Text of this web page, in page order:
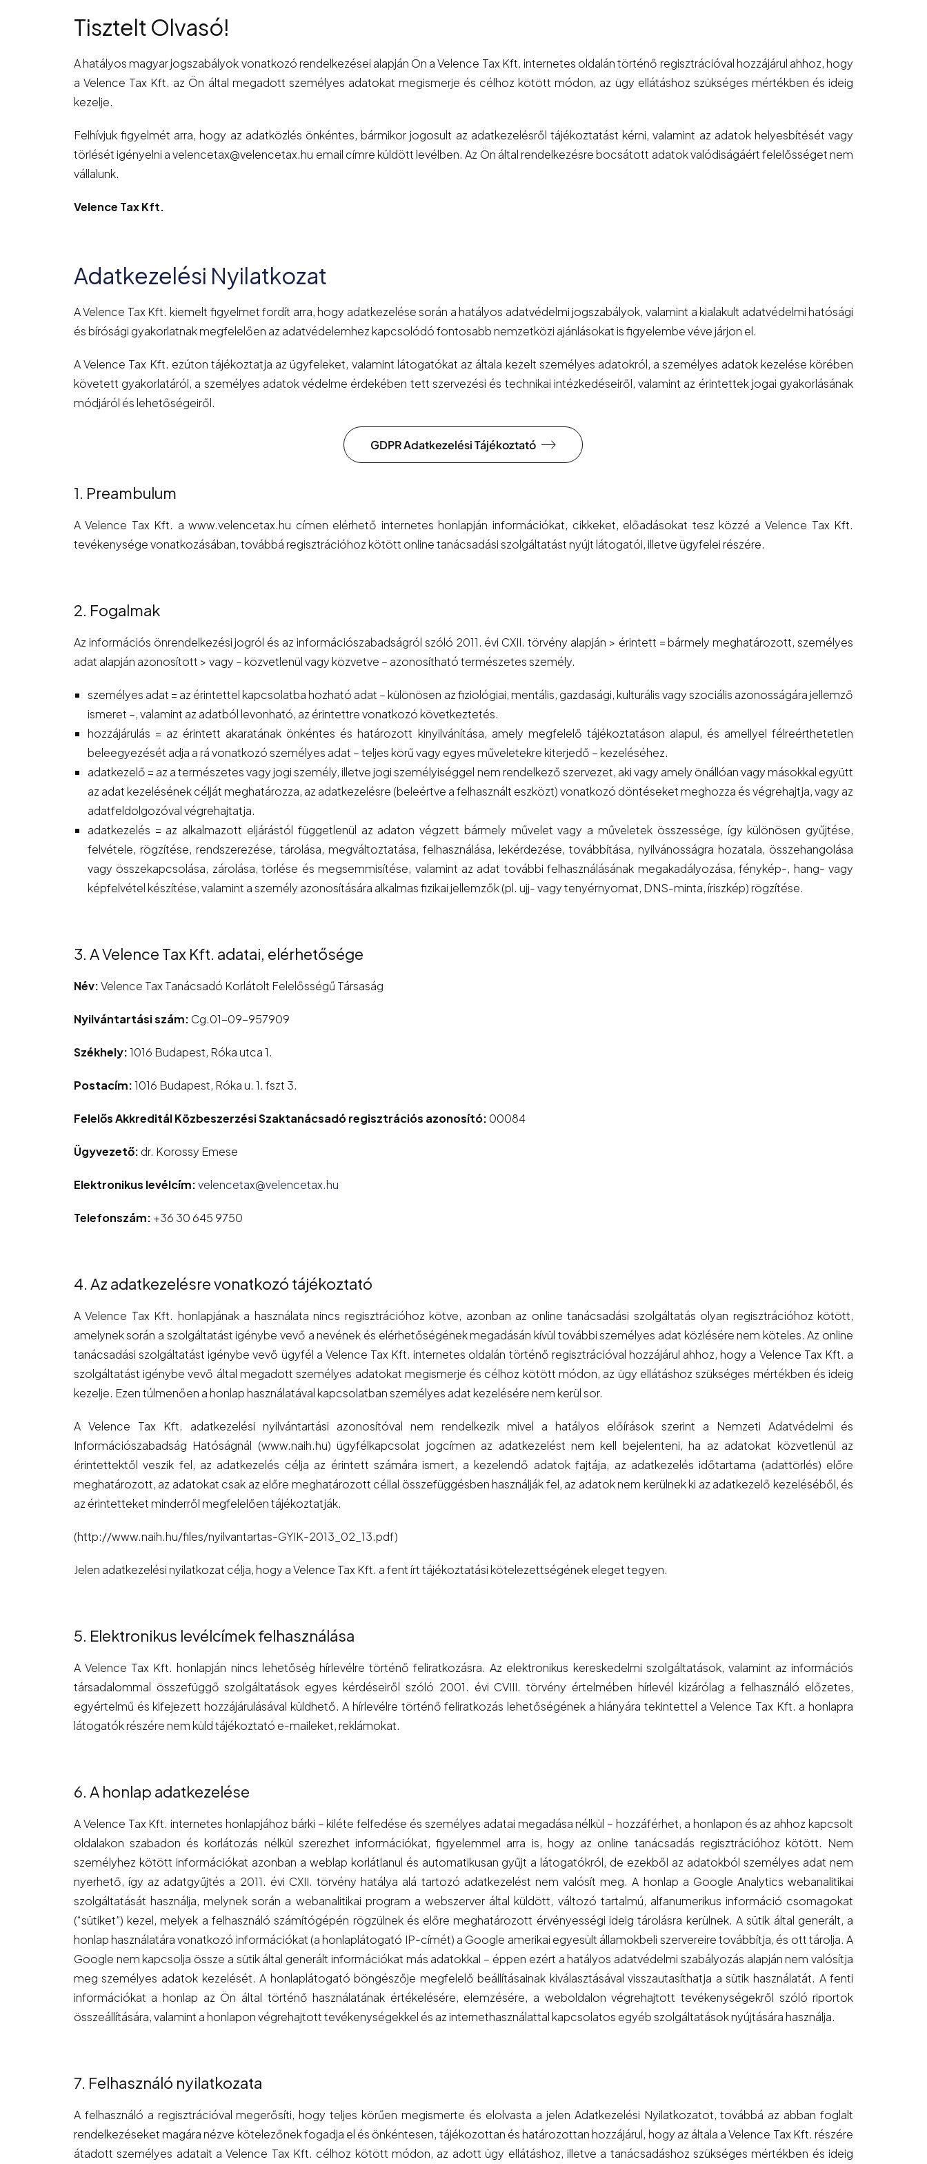
Tisztelt Olvasó!
A hatályos magyar jogszabályok vonatkozó rendelkezései alapján Ön a Velence Tax Kft. internetes oldalán történő regisztrációval hozzájárul ahhoz, hogy
a Velence Tax Kft. az Ön által megadott személyes adatokat megismerje és célhoz kötött módon, az ügy ellátáshoz szükséges mértékben és ideig
kezelje.
Felhívjuk figyelmét arra, hogy az adatközlés önkéntes, bármikor jogosult az adatkezelésről tájékoztatást kérni, valamint az adatok helyesbítését vagy
törlését igényelni a velencetax@velencetax.hu email címre küldött levélben. Az Ön által rendelkezésre bocsátott adatok valódiságáért felelősséget nem
vállalunk.
Velence Tax Kft.
Adatkezelési Nyilatkozat
A Velence Tax Kft. kiemelt figyelmet fordít arra, hogy adatkezelése során a hatályos adatvédelmi jogszabályok, valamint a kialakult adatvédelmi hatósági
és bírósági gyakorlatnak megfelelően az adatvédelemhez kapcsolódó fontosabb nemzetközi ajánlásokat is figyelembe véve járjon el.
A Velence Tax Kft. ezúton tájékoztatja az ügyfeleket, valamint látogatókat az általa kezelt személyes adatokról, a személyes adatok kezelése körében
követett gyakorlatáról, a személyes adatok védelme érdekében tett szervezési és technikai intézkedéseiről, valamint az érintettek jogai gyakorlásának
módjáról és lehetőségeiről.
GDPR Adatkezelési Tájékoztató
1. Preambulum
A Velence Tax Kft. a www.velencetax.hu címen elérhető internetes honlapján információkat, cikkeket, előadásokat tesz közzé a Velence Tax Kft.
tevékenysége vonatkozásában, továbbá regisztrációhoz kötött online tanácsadási szolgáltatást nyújt látogatói, illetve ügyfelei részére.
2. Fogalmak
Az információs önrendelkezési jogról és az információszabadságról szóló 2011. évi CXII. törvény alapján > érintett = bármely meghatározott, személyes
adat alapján azonosított > vagy – közvetlenül vagy közvetve – azonosítható természetes személy.
személyes adat = az érintettel kapcsolatba hozható adat – különösen az fiziológiai, mentális, gazdasági, kulturális vagy szociális azonosságára jellemző
ismeret –, valamint az adatból levonható, az érintettre vonatkozó következtetés.
hozzájárulás = az érintett akaratának önkéntes és határozott kinyilvánítása, amely megfelelő tájékoztatáson alapul, és amellyel félreérthetetlen
beleegyezését adja a rá vonatkozó személyes adat – teljes körű vagy egyes műveletekre kiterjedő – kezeléséhez.
adatkezelő = az a természetes vagy jogi személy, illetve jogi személyiséggel nem rendelkező szervezet, aki vagy amely önállóan vagy másokkal együtt
az adat kezelésének célját meghatározza, az adatkezelésre (beleértve a felhasznált eszközt) vonatkozó döntéseket meghozza és végrehajtja, vagy az
adatfeldolgozóval végrehajtatja.
adatkezelés = az alkalmazott eljárástól függetlenül az adaton végzett bármely művelet vagy a műveletek összessége, így különösen gyűjtése,
felvétele, rögzítése, rendszerezése, tárolása, megváltoztatása, felhasználása, lekérdezése, továbbítása, nyilvánosságra hozatala, összehangolása
vagy összekapcsolása, zárolása, törlése és megsemmisítése, valamint az adat további felhasználásának megakadályozása, fénykép-, hang- vagy
képfelvétel készítése, valamint a személy azonosítására alkalmas fizikai jellemzők (pl. ujj- vagy tenyérnyomat, DNS-minta, íriszkép) rögzítése.
3. A Velence Tax Kft. adatai, elérhetősége
Név:Velence Tax Tanácsadó Korlátolt Felelősségű Társaság
Nyilvántartási szám: Cg.01-09-957909
Székhely:1016 Budapest, Róka utca 1.
Postacím:1016 Budapest, Róka u. 1. fszt 3.
Felelős Akkreditál Közbeszerzési Szaktanácsadó regisztrációs azonosító: 00084
Ügyvezető: dr. Korossy Emese
Elektronikus levélcím:velencetax@velencetax.hu
Telefonszám: +36 30 645 9750
4. Az adatkezelésre vonatkozó tájékoztató
A Velence Tax Kft. honlapjának a használata nincs regisztrációhoz kötve, azonban az online tanácsadási szolgáltatás olyan regisztrációhoz kötött,
amelynek során a szolgáltatást igénybe vevő a nevének és elérhetőségének megadásán kívül további személyes adat közlésére nem köteles. Az online
tanácsadási szolgáltatást igénybe vevő ügyfél a Velence Tax Kft. internetes oldalán történő regisztrációval hozzájárul ahhoz, hogy a Velence Tax Kft. a
szolgáltatást igénybe vevő által megadott személyes adatokat megismerje és célhoz kötött módon, az ügy ellátáshoz szükséges mértékben és ideig
kezelje. Ezen túlmenően a honlap használatával kapcsolatban személyes adat kezelésére nem kerül sor.
A Velence Tax Kft. adatkezelési nyilvántartási azonosítóval nem rendelkezik mivel a hatályos előírások szerint a Nemzeti Adatvédelmi és
Információszabadság Hatóságnál (www.naih.hu) ügyfélkapcsolat jogcímen az adatkezelést nem kell bejelenteni, ha az adatokat közvetlenül az
érintettektől veszik fel, az adatkezelés célja az érintett számára ismert, a kezelendő adatok fajtája, az adatkezelés időtartama (adattörlés) előre
meghatározott, az adatokat csak az előre meghatározott céllal összefüggésben használják fel, az adatok nem kerülnek ki az adatkezelő kezeléséből, és
az érintetteket minderről megfelelően tájékoztatják.
(http://www.naih.hu/files/nyilvantartas-GYIK-2013_02_13.pdf)
Jelen adatkezelési nyilatkozat célja, hogy a Velence Tax Kft. a fent írt tájékoztatási kötelezettségének eleget tegyen.
5. Elektronikus levélcímek felhasználása
A Velence Tax Kft. honlapján nincs lehetőség hírlevélre történő feliratkozásra. Az elektronikus kereskedelmi szolgáltatások, valamint az információs
társadalommal összefüggő szolgáltatások egyes kérdéseiről szóló 2001. évi CVIII. törvény értelmében hírlevél kizárólag a felhasználó előzetes,
egyértelmű és kifejezett hozzájárulásával küldhető. A hírlevélre történő feliratkozás lehetőségének a hiányára tekintettel a Velence Tax Kft. a honlapra
látogatók részére nem küld tájékoztató e-maileket, reklámokat.
6. A honlap adatkezelése
A Velence Tax Kft. internetes honlapjához bárki – kiléte felfedése és személyes adatai megadása nélkül – hozzáférhet, a honlapon és az ahhoz kapcsolt
oldalakon szabadon és korlátozás nélkül szerezhet információkat, figyelemmel arra is, hogy az online tanácsadás regisztrációhoz kötött. Nem
személyhez kötött információkat azonban a weblap korlátlanul és automatikusan gyűjt a látogatókról, de ezekből az adatokból személyes adat nem
nyerhető, így az adatgyűjtés a 2011. évi CXII. törvény hatálya alá tartozó adatkezelést nem valósít meg. A honlap a Google Analytics webanalitikai
szolgáltatását használja, melynek során a webanalitikai program a webszerver által küldött, változó tartalmú, alfanumerikus információ csomagokat
(“sütiket”) kezel, melyek a felhasználó számítógépén rögzülnek és előre meghatározott érvényességi ideig tárolásra kerülnek. A sütik által generált, a
honlap használatára vonatkozó információkat (a honlaplátogató IP-címét) a Google amerikai egyesült államokbeli szervereire továbbítja, és ott tárolja. A
Google nem kapcsolja össze a sütik által generált információkat más adatokkal – éppen ezért a hatályos adatvédelmi szabályozás alapján nem valósítja
meg személyes adatok kezelését. A honlaplátogató böngészője megfelelő beállításainak kiválasztásával visszautasíthatja a sütik használatát. A fenti
információkat a honlap az Ön által történő használatának értékelésére, elemzésére, a weboldalon végrehajtott tevékenységekről szóló riportok
összeállítására, valamint a honlapon végrehajtott tevékenységekkel és az internethasználattal kapcsolatos egyéb szolgáltatások nyújtására használja.
7. Felhasználó nyilatkozata
A felhasználó a regisztrációval megerősíti, hogy teljes körűen megismerte és elolvasta a jelen Adatkezelési Nyilatkozatot, továbbá az abban foglalt
rendelkezéseket magára nézve kötelezőnek fogadja el és önkéntesen, tájékozottan és határozottan hozzájárul, hogy az általa a Velence Tax Kft. részére
átadott személyes adatait a Velence Tax Kft. célhoz kötött módon, az adott ügy ellátáshoz, illetve a tanácsadáshoz szükséges mértékben és ideig